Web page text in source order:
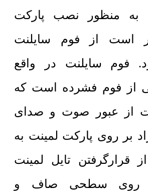
به منظور نصب پارکت
است از فوم سایلنت
فوم سایلنت در واقع
از فوم فشرده است که
از عبور صوت و صدای
بر روی پارکت لمینت به
قرارگرفتن تایل لمینت
روی سطحی صاف و